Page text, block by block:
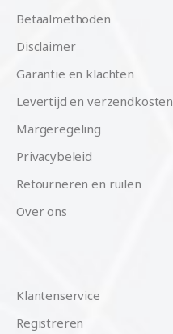
Betaalmethoden
Disclaimer
Garantie en klachten
Levertijd en verzendkosten
Margeregeling
Privacybeleid
Retourneren en ruilen
Over ons
Klantenservice
Registreren